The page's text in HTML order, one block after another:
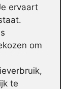
ervaart
om
te